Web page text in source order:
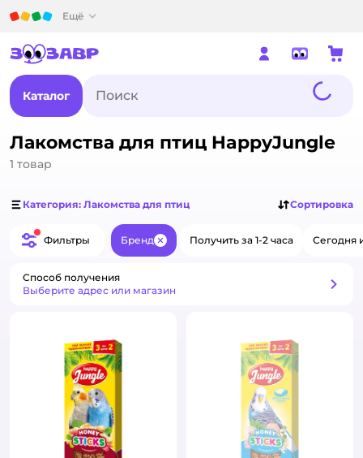
Ещё
Каталог
Лакомства для птиц HappyJungle
1 товар
Категория: Лакомства для птиц Сортировка
Фильтры Бренд ЗакрытьПолучить за 1-2 часа Сегодня
Способ получения
Выберите адрес или магазин